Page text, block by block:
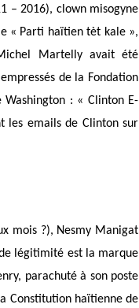
– 2016), clown misogyne
« Parti haïtien tèt kale »,
Martelly avait été
de la Fondation
: « Clinton E-
les emails de Clinton sur
mois ?), Nesmy Manigat
légitimité est la marque
parachuté à son poste
Constitution haïtienne de